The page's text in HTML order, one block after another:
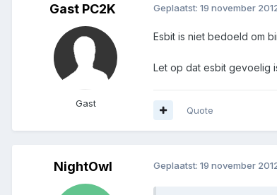
Gast PC2K
Gast
Geplaatst: 19 november
Esbit is niet bedoeld om
Let op dat esbit gevoelig
Quote
NightOwl Geplaatst: 19 november